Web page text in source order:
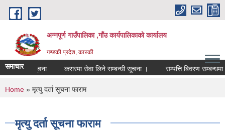
Skip to main content
अन्नपूर्ण गाउँपालिका ,गाँउ कार्यपालिकाको कार्यालय
गण्डकी प्रदेश, कास्की
समाचार
लागि सूचना करारमा सेवा लिने सम्बन्धी सूचना । सम्पत्ति बिवरण सम्बन्धमा
You are here
Home » मृत्यु दर्ता सूचना फाराम
मृत्यु दर्ता सूचना फाराम